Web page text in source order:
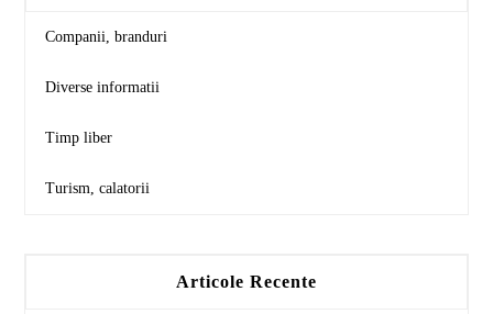
Companii, branduri
Diverse informatii
Timp liber
Turism, calatorii
Articole Recente